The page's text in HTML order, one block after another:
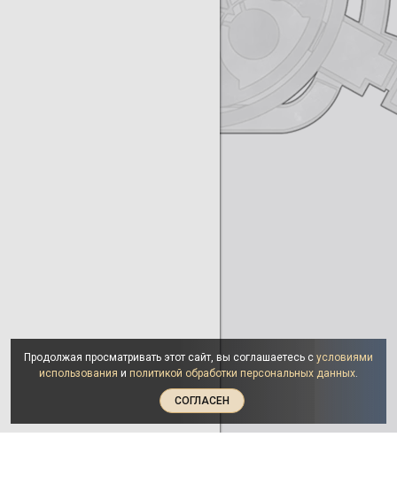
Продолжая просматривать этот сайт, вы соглашаетесь с условиями
использования и политикой обработки персональных данных.
СОГЛАСЕН